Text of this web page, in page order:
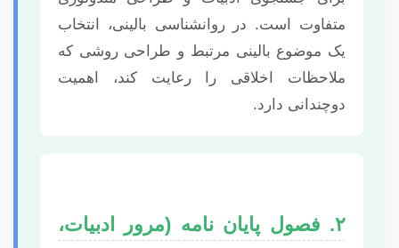
متفاوت است. در روانشناسی بالینی، انتخاب
یک موضوع بالینی مرتبط و طراحی روشی که
ملاحظات اخلاقی را رعایت کند، اهمیت
دوچندانی دارد.
۲. فصول پایان نامه (مرور ادبیات،